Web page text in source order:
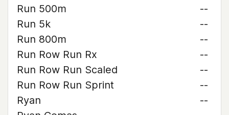
Run 500m
--
Run 5k
--
Run 800m
--
Run Row Run Rx
--
Run Row Run Scaled
--
Run Row Run Sprint
--
Ryan
--